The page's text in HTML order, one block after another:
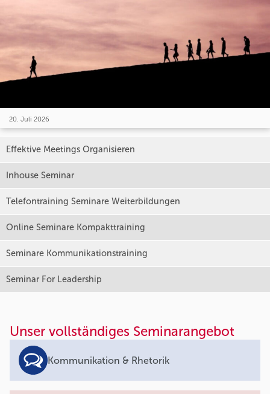
20. Juli 2026
Effektive Meetings Organisieren
Inhouse Seminar
Telefontraining Seminare Weiterbildungen
Online Seminare Kompakttraining
Seminare Kommunikationstraining
Seminar For Leadership
Unser vollständiges Seminarangebot
Kommunikation & Rhetorik